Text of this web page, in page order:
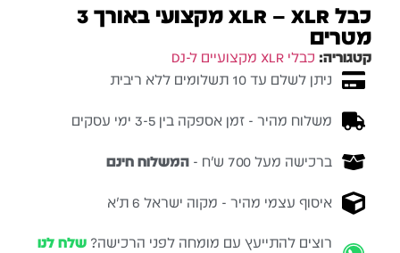
כבל XLR – XLR מקצועי באורך 3
מטרים
קטגוריה: כבלי XLR מקצועיים ל-DJ
ניתן לשלם עד 10 תשלומים ללא ריבית
משלוח מהיר - זמן אספקה בין 3-5 ימי עסקים
ברכישה מעל 700 ש״ח - המשלוח חינם
איסוף עצמי מהיר - מקוה ישראל 6 ת״א
רוצים להתייעץ עם מומחה לפני הרכישה? שלח לנו